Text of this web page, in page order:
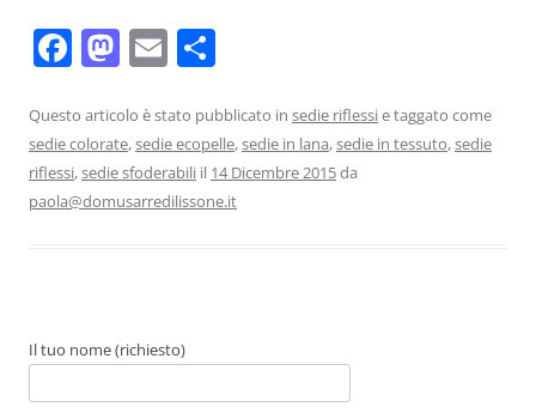
F
c
e
b
M
st
o
d
E
ai
l
n
di
vi
Questo articolo è stato pubblicato in sedie riflessie taggato come
sedie colorate,sedie ecopelle,sedie in lana,sedie in tessuto,sedie
riflessi,sedie sfoderabili il 14 Dicembre 2015da
paola@domusarredilissone.it
Il tuo nome (richiesto)